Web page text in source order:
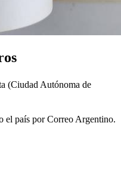
(Ciudad Autónoma de
país por Correo Argentino.